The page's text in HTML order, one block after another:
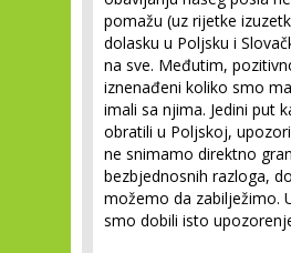
pomažu (uz rijetke
dolasku u Poljsku i
na sve. Međutim,
iznenađeni koliko smo
imali sa njima. Jedini put
obratili u Poljskoj,
ne snimamo direktno
bezbjednosnih razloga,
možemo da zabilježimo.
smo dobili isto